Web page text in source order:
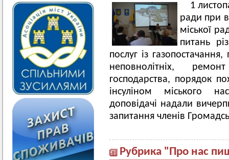
1
ради при
міської
питань
послуг із
неповнолітніх,
господарства, порядок
інсуліном міського
доповідачі надали
запитання членів
Рубрика "Про нас